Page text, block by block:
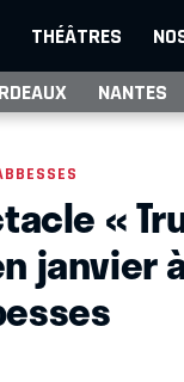
THÉÂTRES
NANTES
«
janvier